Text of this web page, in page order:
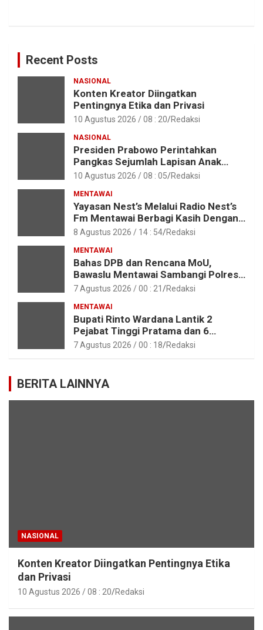
Recent Posts
NASIONAL
Konten Kreator Diingatkan
Pentingnya Etika dan Privasi
10 Agustus 2026 / 08 : 20 Redaksi
NASIONAL
Presiden Prabowo Perintahkan
Pangkas Sejumlah Lapisan Anak
Perusahaan BUMN
10 Agustus 2026 / 08 : 05 Redaksi
MENTAWAI
Yayasan Nest’s Melalui Radio Nest’s
Fm Mentawai Berbagi Kasih Dengan
Anak – Anak Asrama SMAN 2 Sipora
8 Agustus 2026 / 14 : 54 Redaksi
MENTAWAI
Bahas DPB dan Rencana MoU,
Bawaslu Mentawai Sambangi Polres
Mentawai
7 Agustus 2026 / 00 : 21 Redaksi
MENTAWAI
Bupati Rinto Wardana Lantik 2
Pejabat Tinggi Pratama dan 6
Pejabat Fungsional di Lingkungan
7 Agustus 2026 / 00 : 18 Redaksi
BERITA LAINNYA
NASIONAL
Konten Kreator Diingatkan Pentingnya Etika
dan Privasi
10 Agustus 2026 / 08 : 20 Redaksi